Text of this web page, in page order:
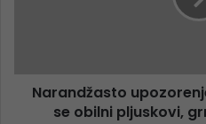
Narandžasto
se obilni pljuskovi,